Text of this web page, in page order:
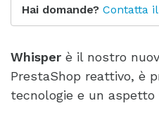
Hai domande? Contatta
Whisper è il nostro
PrestaShop reattivo, è
tecnologie e un aspetto